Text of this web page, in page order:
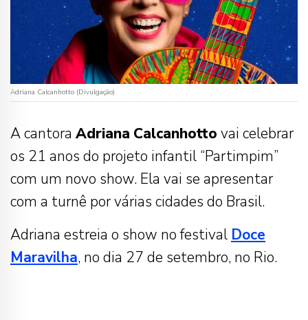
Adriana Calcanhotto (Divulgação)
A cantora Adriana Calcanhotto vai celebrar
os 21 anos do projeto infantil “Partimpim”
com um novo show. Ela vai se apresentar
com a turnê por várias cidades do Brasil.
Adriana estreia o show no festival Doce
Maravilha, no dia 27 de setembro, no Rio.